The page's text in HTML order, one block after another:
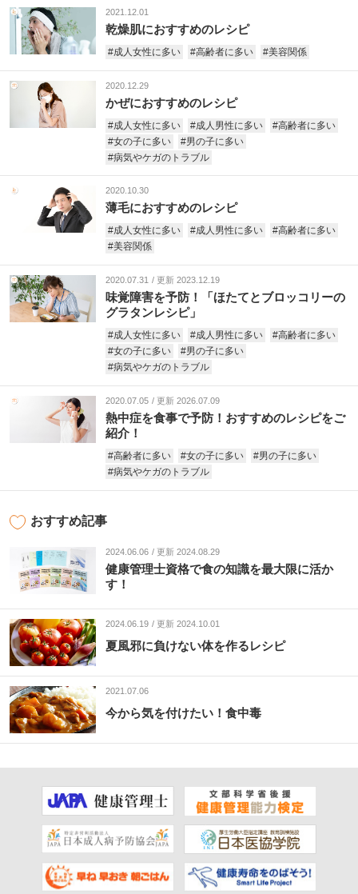
乾燥肌におすすめのレシピ
2021.12.01
#成人女性に多い #高齢者に多い #美容関係
かぜにおすすめのレシピ
2020.12.29
#成人女性に多い #成人男性に多い
#高齢者に多い
#女の子に多い
#男の子に多い
#病気やケガのトラブル
薄毛におすすめのレシピ
2020.10.30
#成人女性に多い #成人男性に多い
#高齢者に多い
#美容関係
味覚障害を予防！「ほたてとブロッコリーの
グラタンレシピ」
2020.07.31 更新 2023.12.19
#成人女性に多い #成人男性に多い
#高齢者に多い
#女の子に多い
#男の子に多い
#病気やケガのトラブル
熱中症を食事で予防！おすすめのレシピをご
紹介！
2020.07.05 更新 2026.07.09
#高齢者に多い #女の子に多い
#男の子に多い
#病気やケガのトラブル
おすすめ記事
健康管理士資格で食の知識を最大限に活か
す！
2024.06.06 更新 2024.08.29
夏風邪に負けない体を作るレシピ
2024.06.19 更新 2024.10.01
今から気を付けたい！食中毒
2021.07.06